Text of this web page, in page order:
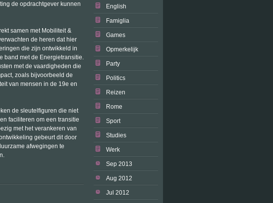
English
Famiglia
Games
Opmerkelijk
Party
Politics
Reizen
Rome
Sport
Studies
Werk
Sep 2013
Aug 2012
Jul 2012
de opdrachtgever kunnen
samen met Mobiliteit &
de heren dat hier
die zijn ontwikkeld in
band met de Energietransitie.
met de vaardigheden die
zoals bijvoorbeeld de
van mensen in de 19e en
de sleutelfiguren die niet
faciliteren om een transitie
met het verankeren van
gebeurt dit door
afwegingen te